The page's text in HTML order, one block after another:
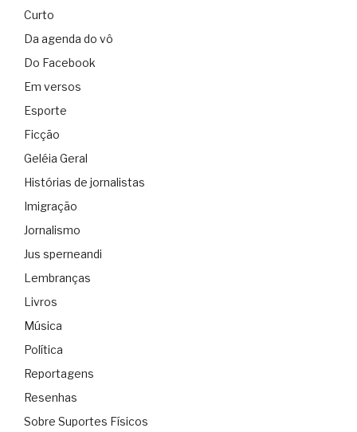
Curto
Da agenda do vô
Do Facebook
Em versos
Esporte
Ficção
Geléia Geral
Histórias de jornalistas
Imigração
Jornalismo
Jus sperneandi
Lembranças
Livros
Música
Política
Reportagens
Resenhas
Sobre Suportes Físicos